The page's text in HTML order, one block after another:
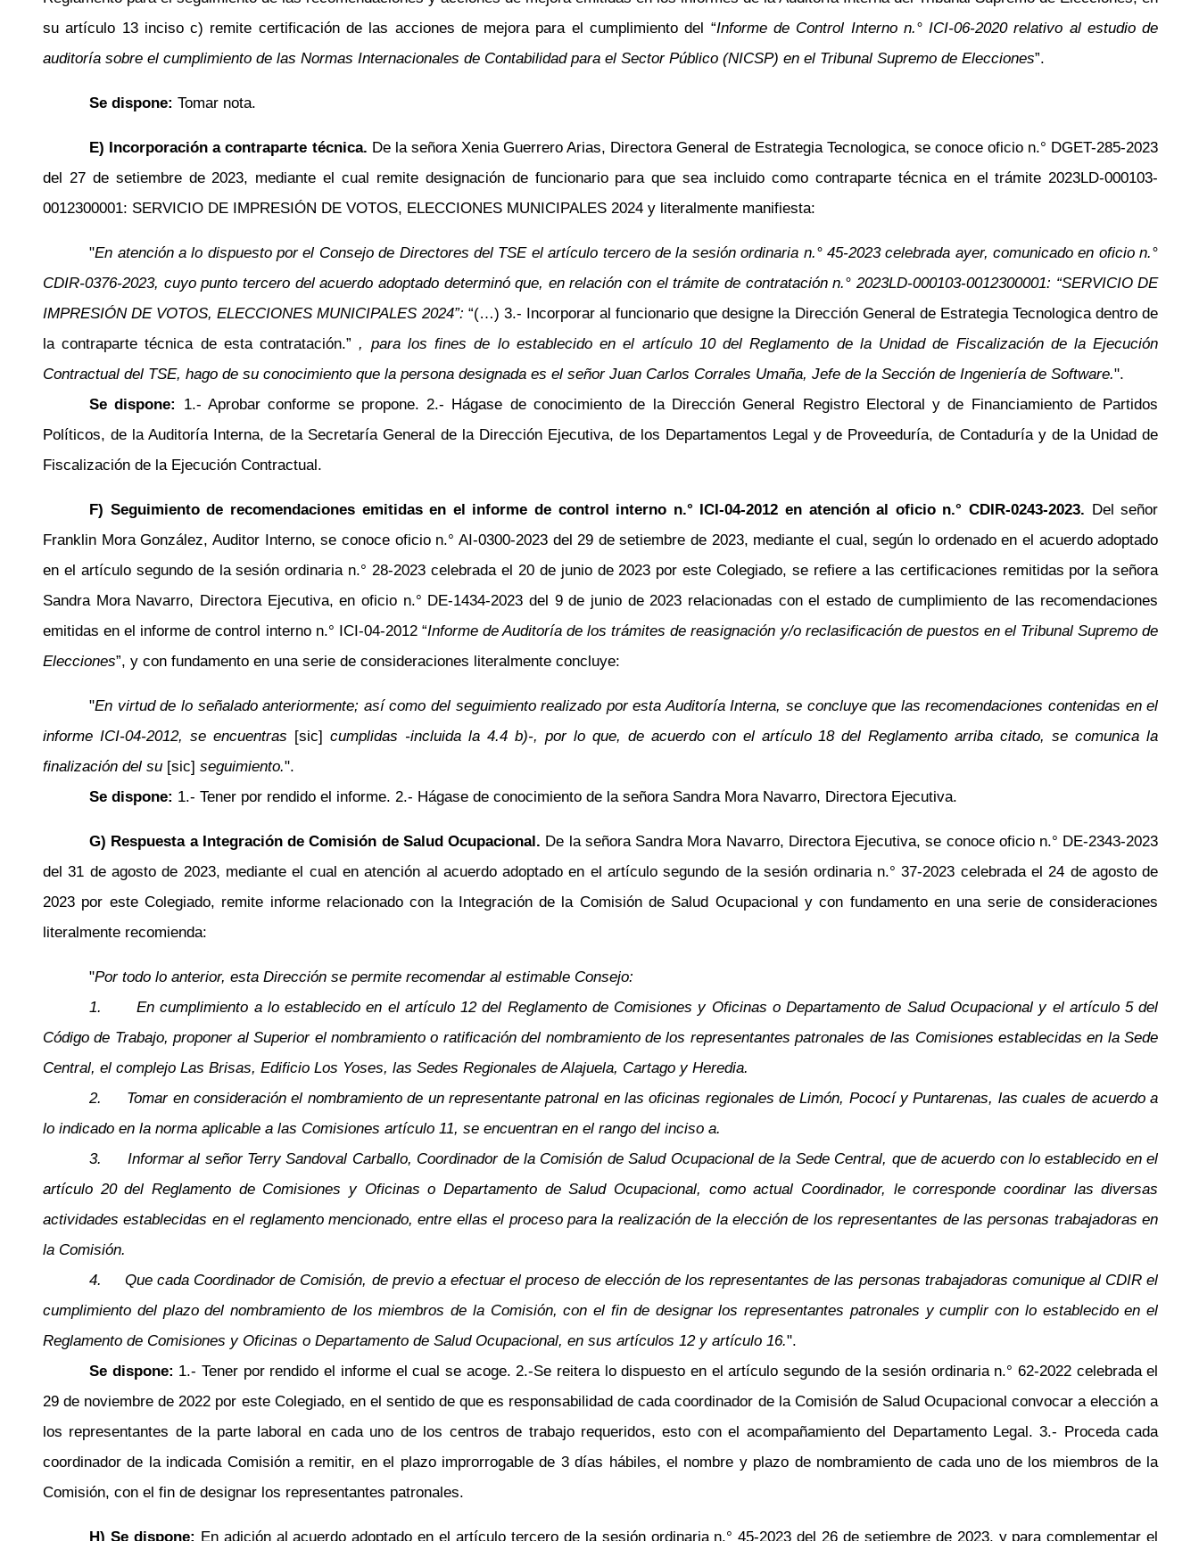
su artículo 13 inciso c) remite certificación de las acciones de mejora para el cumplimiento del “Informe de Control Interno n.°ICI-06-2020 relativo al estudio de
auditoría sobre el cumplimiento de las Normas Internacionales de Contabilidad para el Sector Público (NICSP) en el Tribunal Supremo de Elecciones”.
Se dispone: Tomar nota.
E) Incorporación a contraparte técnica. De la señora Xenia Guerrero Arias, Directora General de Estrategia Tecnologica, se conoce oficio n.° DGET-285-2023
del 27 de setiembre de 2023, mediante el cual remite designación de funcionario para que sea incluido como contraparte técnica en el trámite 2023LD-000103-
0012300001: SERVICIO DE IMPRESIÓN DE VOTOS, ELECCIONES MUNICIPALES 2024 y literalmente manifiesta:
"En atención a lo dispuesto por el Consejo de Directores del TSE el artículo tercero de la sesión ordinaria n.°45-2023 celebrada ayer, comunicado en oficion.°
CDIR-0376-2023, cuyo punto tercero del acuerdo adoptado determinó que, en relación con el trámite de contrataciónn.° 2023LD-000103-0012300001: “SERVICIO DE
IMPRESIÓN DE VOTOS, ELECCIONES MUNICIPALES 2024”: “(…) 3.- Incorporar al funcionario que designe la Dirección General de Estrategia Tecnologica dentro de
la contraparte técnica de esta contratación.” , para los fines de lo establecido en el artículo 10 del Reglamento de la Unidad de Fiscalización de la Ejecución
Contractual del TSE, hago de su conocimiento que la persona designada es el señor Juan Carlos Corrales Umaña, Jefe de la Sección de Ingeniería de Software.".
Se dispone: 1.- Aprobar conforme se propone. 2.- Hágase de conocimiento de la Dirección General Registro Electoral y de Financiamiento de Partidos
Políticos, de la Auditoría Interna, de la Secretaría General de la Dirección Ejecutiva, de los Departamentos Legal y de Proveeduría, de Contaduría y de la Unidad de
Fiscalización de la Ejecución Contractual.
F) Seguimiento de recomendaciones emitidas en el informe de control interno n.° ICI-04-2012 en atención al oficio n.° CDIR-0243-2023. Del señor
Franklin Mora González, Auditor Interno, se conoce oficio n.° AI-0300-2023 del 29 de setiembre de 2023, mediante el cual, según lo ordenado en el acuerdo adoptado
en el artículo segundo de la sesión ordinaria n.° 28-2023 celebrada el 20 de junio de 2023 por este Colegiado, se refiere a las certificaciones remitidas por la señora
Sandra Mora Navarro, Directora Ejecutiva, en oficio n.° DE-1434-2023 del 9 de junio de 2023 relacionadas con el estado de cumplimiento de las recomendaciones
emitidas en el informe de control interno n.° ICI-04-2012 “Informe de Auditoría de los trámites de reasignación y/o reclasificación de puestos en el Tribunal Supremo de
Elecciones”, y con fundamento en una serie de consideraciones literalmente concluye:
"En virtud de lo señalado anteriormente; así como del seguimiento realizado por esta Auditoría Interna, se concluye que las recomendaciones contenidas en el
informe ICI-04-2012, se encuentras [sic] cumplidas -incluida la 4.4 b)-, por lo que, de acuerdo con el artículo 18 del Reglamento arriba citado, se comunica la
finalización del su [sic] seguimiento.".
Se dispone: 1.- Tener por rendido el informe. 2.- Hágase de conocimiento de la señora Sandra Mora Navarro, Directora Ejecutiva.
G) Respuesta a Integración de Comisión de Salud Ocupacional. De la señora Sandra Mora Navarro, Directora Ejecutiva, se conoce oficio n.° DE-2343-2023
del 31 de agosto de 2023, mediante el cual en atención al acuerdo adoptado en el artículo segundo de la sesión ordinaria n.° 37-2023 celebrada el 24 de agosto de
2023 por este Colegiado, remite informe relacionado con la Integración de la Comisión de Salud Ocupacional y con fundamento en una serie de consideraciones
literalmente recomienda:
"Por todo lo anterior, esta Dirección se permite recomendar al estimable Consejo:
1.
En cumplimiento a lo establecido en el artículo 12 del Reglamento de Comisiones y Oficinas o Departamento de Salud Ocupacional y el artículo 5 del
Código de Trabajo, proponer al Superior el nombramiento o ratificación del nombramiento de los representantes patronales de las Comisiones establecidas en la Sede
Central, el complejo Las Brisas, Edificio Los Yoses, las Sedes Regionales de Alajuela, Cartago y Heredia.
2.
Tomar en consideración el nombramiento de un representante patronal en las oficinas regionales de Limón, Pococí y Puntarenas, las cuales de acuerdo a
lo indicado en la norma aplicable a las Comisiones artículo 11, se encuentran en el rango del inciso a.
3.
Informar al señor Terry Sandoval Carballo, Coordinador de la Comisión de Salud Ocupacional de la Sede Central, que de acuerdo con lo establecido en el
artículo 20 del Reglamento de Comisiones y Oficinas o Departamento de Salud Ocupacional, como actual Coordinador, le corresponde coordinar las diversas
actividades establecidas en el reglamento mencionado, entre ellas el proceso para la realización de la elección de los representantes de las personas trabajadoras en
la Comisión.
4.
Que cada Coordinador de Comisión, de previo a efectuar el proceso de elección de los representantes de las personas trabajadoras comunique al CDIR el
cumplimiento del plazo del nombramiento de los miembros de la Comisión, con el fin de designar los representantes patronales y cumplir con lo establecido en el
Reglamento de Comisiones y Oficinas o Departamento de Salud Ocupacional, en sus artículos 12 y artículo 16.".
Se dispone: 1.- Tener por rendido el informe el cual se acoge. 2.-Se reitera lo dispuesto en el artículo segundo de la sesión ordinaria n.° 62-2022 celebrada el
29 de noviembre de 2022 por este Colegiado, en el sentido de que es responsabilidad de cada coordinador de la Comisión de Salud Ocupacional convocar a elección a
los representantes de la parte laboral en cada uno de los centros de trabajo requeridos, esto con el acompañamiento del Departamento Legal. 3.- Proceda cada
coordinador de la indicada Comisión a remitir, en el plazo improrrogable de 3 días hábiles, el nombre y plazo de nombramiento de cada uno de los miembros de la
Comisión, con el fin de designar los representantes patronales.
H) Se dispone: En adición al acuerdo adoptado en el artículo tercero de la sesión ordinaria n.° 45-2023 del 26 de setiembre de 2023, y para complementar el